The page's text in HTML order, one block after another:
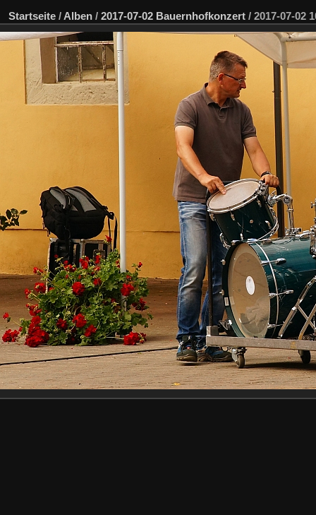
Startseite / Alben / 2017-07-02 Bauernhofkonzert / 2017-07-02